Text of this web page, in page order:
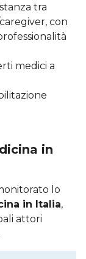
tra
con
medici a
in
lo
in Italia,
attori